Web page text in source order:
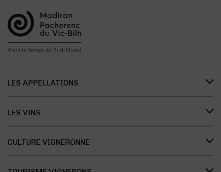
LES APPELLATIONS
L’histoire des appellations
Recherche et développement
LES VINS
Les vins Bleu Tannat
CULTURE VIGNERONNE